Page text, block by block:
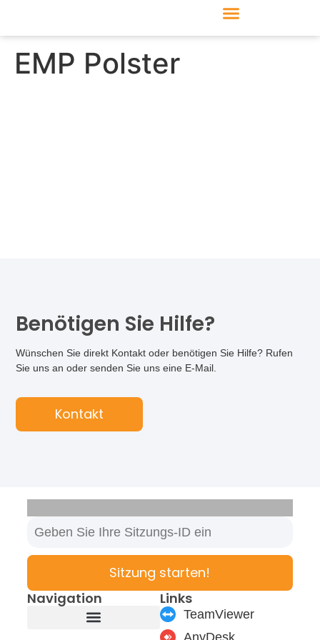
EMP Polster
Benötigen Sie Hilfe?
Wünschen Sie direkt Kontakt oder benötigen Sie Hilfe? Rufen
Sie uns an oder senden Sie uns eine E-Mail.
Kontakt
Navigation Links
TeamViewer
AnyDesk
Sitzung starten!